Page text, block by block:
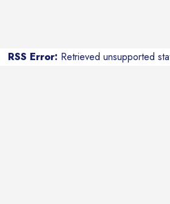
RSS Error: Retrieved unsupported